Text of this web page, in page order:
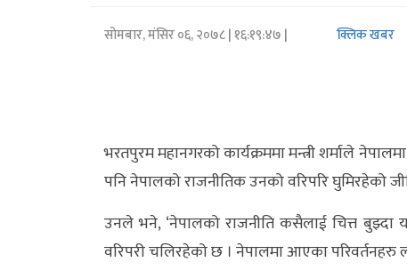
सोमबार, मंसिर ०६, २०७८| १६:१९:४७ | क्लिक खबर
भरतपुरम महानगरको कार्यक्रममा मन्त्री शर्माले
पनि नेपालको राजनीतिक उनको वरिपरि घुमिरहेको
उनले भने, ‘नेपालको राजनीति कसैलाई चित्त बुझ्दा
वरिपरी चलिरहेको छ । नेपालमा आएका